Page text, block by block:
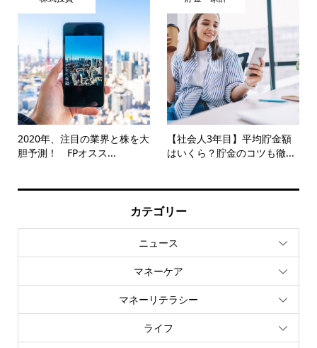
2020年、注目の業界と株を大
胆予測！ FPオスス...
【社会人3年目】平均貯金額
はいくら？貯金のコツも徹...
カテゴリー
ニュース
マネーケア
マネーリテラシー
ライフ